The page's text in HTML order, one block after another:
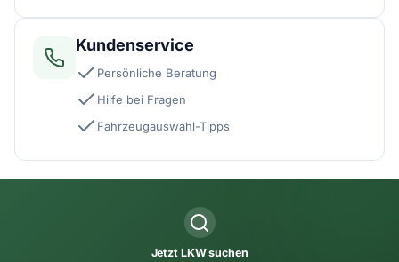
Kundenservice
Persönliche Beratung
Hilfe bei Fragen
Fahrzeugauswahl-Tipps
Jetzt LKW suchen